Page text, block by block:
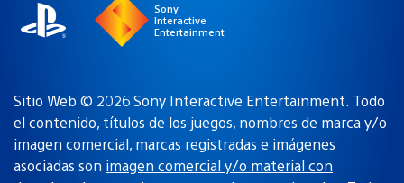
Sony
Interactive
Entertainment
Sitio Web © 2026 Sony Interactive Entertainment. Todo
el contenido, títulos de los juegos, nombres de marca y/o
imagen comercial, marcas registradas e imágenes
asociadas son imagen comercial y/o material con